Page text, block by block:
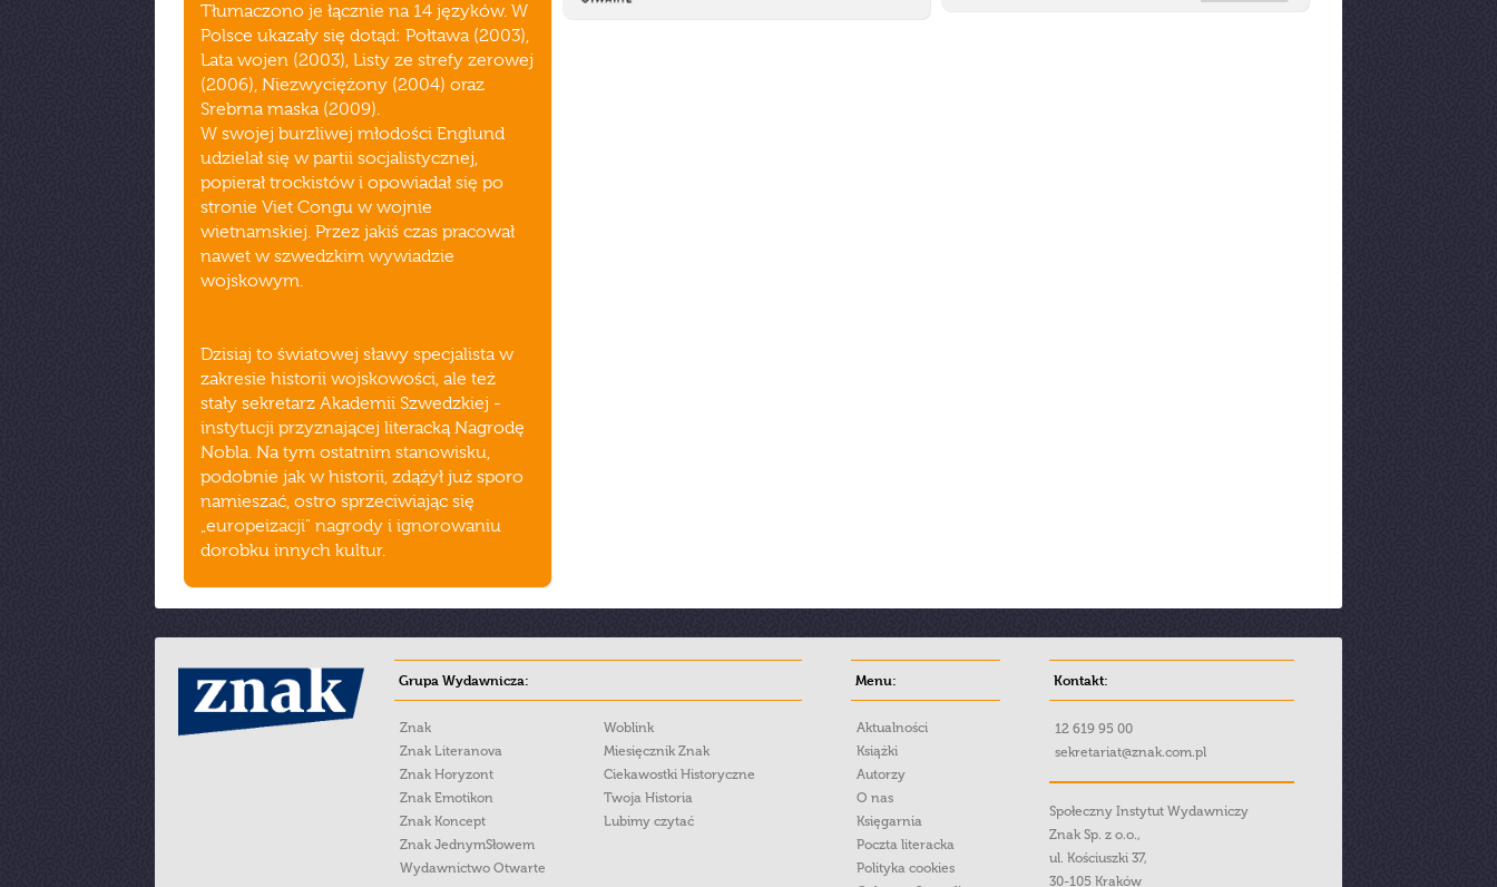
Tłumaczono je łącznie na 14 języków. W
Polsce ukazały się dotąd: Połtawa (2003),
Lata wojen (2003), Listy ze strefy zerowej
(2006), Niezwyciężony (2004) oraz
Srebrna maska (2009).
W swojej burzliwej młodości Englund
udzielał się w partii socjalistycznej,
popierał trockistów i opowiadał się po
stronie Viet Congu w wojnie
wietnamskiej. Przez jakiś czas pracował
nawet w szwedzkim wywiadzie
wojskowym.
Dzisiaj to światowej sławy specjalista w
zakresie historii wojskowości, ale też
stały sekretarz Akademii Szwedzkiej -
instytucji przyznającej literacką Nagrodę
Nobla. Na tym ostatnim stanowisku,
podobnie jak w historii, zdążył już sporo
namieszać, ostro sprzeciwiając się
„europeizacji" nagrody i ignorowaniu
dorobku innych kultur.
Grupa Wydawnicza:
Znak
Znak Literanova
Znak Horyzont
Znak Emotikon
Znak Koncept
Znak JednymSłowem
Wydawnictwo Otwarte
Woblink
Miesięcznik Znak
Ciekawostki Historyczne
Twoja Historia
Lubimy czytać
Menu:
Aktualności
Książki
Autorzy
O nas
Księgarnia
Poczta literacka
Polityka cookies
Kontakt:
12 619 95 00
sekretariat@znak.com.pl
Społeczny Instytut Wydawniczy
Znak Sp. z o.o.,
ul. Kościuszki 37,
30-105 Kraków